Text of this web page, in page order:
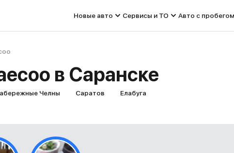
Новые авто Сервисы и ТО Авто с пробегом
в Саранске
Челны Саратов Елабуга